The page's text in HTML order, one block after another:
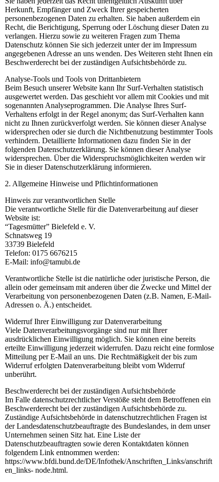
Herkunft, Empfänger und Zweck Ihrer gespeicherten
personenbezogenen Daten zu erhalten. Sie haben außerdem ein
Recht, die Berichtigung, Sperrung oder Löschung dieser Daten zu
verlangen. Hierzu sowie zu weiteren Fragen zum Thema
Datenschutz können Sie sich jederzeit unter der im Impressum
angegebenen Adresse an uns wenden. Des Weiteren steht Ihnen ein
Beschwerderecht bei der zuständigen Aufsichtsbehörde zu.
Analyse-Tools und Tools von Drittanbietern
Beim Besuch unserer Website kann Ihr Surf-Verhalten statistisch
ausgewertet werden. Das geschieht vor allem mit Cookies und mit
sogenannten Analyseprogrammen. Die Analyse Ihres Surf-
Verhaltens erfolgt in der Regel anonym; das Surf-Verhalten kann
nicht zu Ihnen zurückverfolgt werden. Sie können dieser Analyse
widersprechen oder sie durch die Nichtbenutzung bestimmter Tools
verhindern. Detaillierte Informationen dazu finden Sie in der
folgenden Datenschutzerklärung. Sie können dieser Analyse
widersprechen. Über die Widerspruchsmöglichkeiten werden wir
Sie in dieser Datenschutzerklärung informieren.
2. Allgemeine Hinweise und Pflichtinformationen
Hinweis zur verantwortlichen Stelle
Die verantwortliche Stelle für die Datenverarbeitung auf dieser
Website ist:
“Tagesmütter” Bielefeld e. V.
Schnatsweg 19
33739 Bielefeld
Telefon: 0175 6676215
E-Mail: info@tamubi.de
Verantwortliche Stelle ist die natürliche oder juristische Person, die
allein oder gemeinsam mit anderen über die Zwecke und Mittel der
Verarbeitung von personenbezogenen Daten (z.B. Namen, E-Mail-
Adressen o. Ä.) entscheidet.
Widerruf Ihrer Einwilligung zur Datenverarbeitung
Viele Datenverarbeitungsvorgänge sind nur mit Ihrer
ausdrücklichen Einwilligung möglich. Sie können eine bereits
erteilte Einwilligung jederzeit widerrufen. Dazu reicht eine formlose
Mitteilung per E-Mail an uns. Die Rechtmäßigkeit der bis zum
Widerruf erfolgten Datenverarbeitung bleibt vom Widerruf
unberührt.
Beschwerderecht bei der zuständigen Aufsichtsbehörde
Im Falle datenschutzrechtlicher Verstöße steht dem Betroffenen ein
Beschwerderecht bei der zuständigen Aufsichtsbehörde zu.
Zuständige Aufsichtsbehörde in datenschutzrechtlichen Fragen ist
der Landesdatenschutzbeauftragte des Bundeslandes, in dem unser
Unternehmen seinen Sitz hat. Eine Liste der
Datenschutzbeauftragten sowie deren Kontaktdaten können
folgendem Link entnommen werden:
https://www.bfdi.bund.de/DE/Infothek/Anschriften_Links/anschrift
en_links- node.html.